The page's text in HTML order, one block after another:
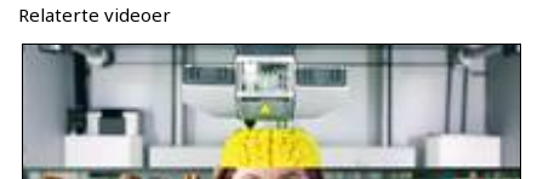
Relaterte videoer